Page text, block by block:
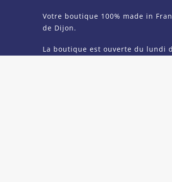
Votre boutique 100% made in
de Dijon.
La boutique est ouverte du lundi